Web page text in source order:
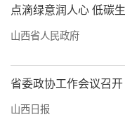
点滴绿意润人心 低碳
山西省人民政府
省委政协工作会议召开
山西日报